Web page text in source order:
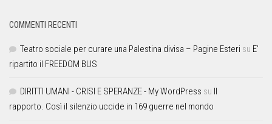
COMMENTI RECENTI
Teatro sociale per curare una Palestina divisa – Pagine Esteri su E’
ripartito il FREEDOM BUS
DIRITTI UMANI - CRISI E SPERANZE - My WordPress su
rapporto. Così il silenzio uccide in 169 guerre nel mondo